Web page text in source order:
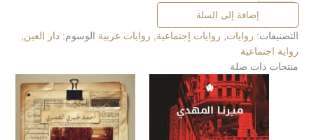
إضافة إلى السلة
التصنيفات: روايات روايات إجتماعية روايات عربية الوسوم: دار العين
رواية اجتماعية
منتجات ذات صلة